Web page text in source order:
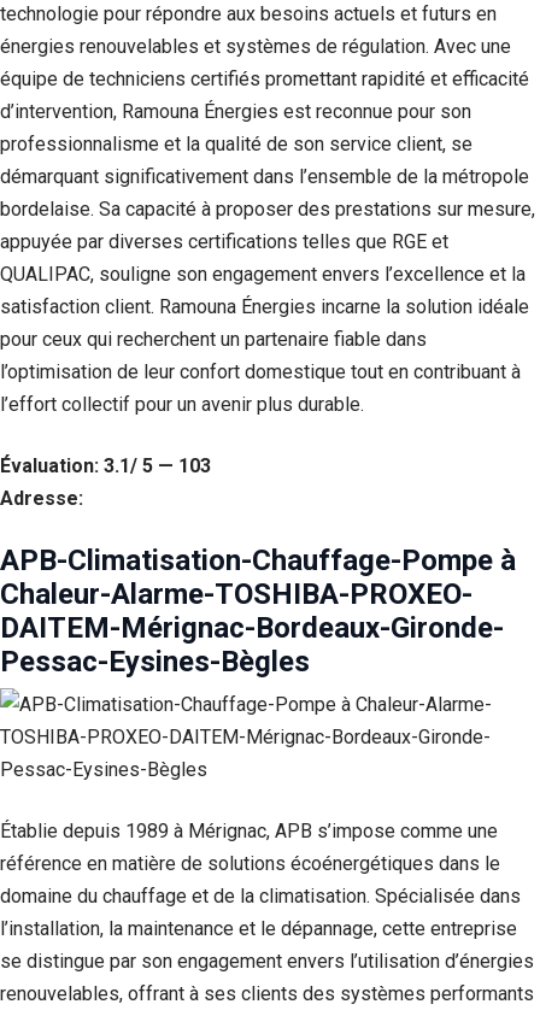
technologie pour répondre aux besoins actuels et futurs en
énergies renouvelables et systèmes de régulation. Avec une
équipe de techniciens certifiés promettant rapidité et efficacité
d’intervention, Ramouna Énergies est reconnue pour son
professionnalisme et la qualité de son service client, se
démarquant significativement dans l’ensemble de la métropole
bordelaise. Sa capacité à proposer des prestations sur mesure,
appuyée par diverses certifications telles que RGE et
QUALIPAC, souligne son engagement envers l’excellence et la
satisfaction client. Ramouna Énergies incarne la solution idéale
pour ceux qui recherchent un partenaire fiable dans
l’optimisation de leur confort domestique tout en contribuant à
l’effort collectif pour un avenir plus durable.
Évaluation: 3.1/ 5 — 103
Adresse:
APB-Climatisation-Chauffage-Pompe à
Chaleur-Alarme-TOSHIBA-PROXEO-
DAITEM-Mérignac-Bordeaux-Gironde-
Pessac-Eysines-Bègles
Établie depuis 1989 à Mérignac, APB s’impose comme une
référence en matière de solutions écoénergétiques dans le
domaine du chauffage et de la climatisation. Spécialisée dans
l’installation, la maintenance et le dépannage, cette entreprise
se distingue par son engagement envers l’utilisation d’énergies
renouvelables, offrant à ses clients des systèmes performants